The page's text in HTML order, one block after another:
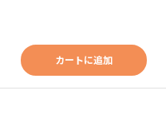
カートに追加